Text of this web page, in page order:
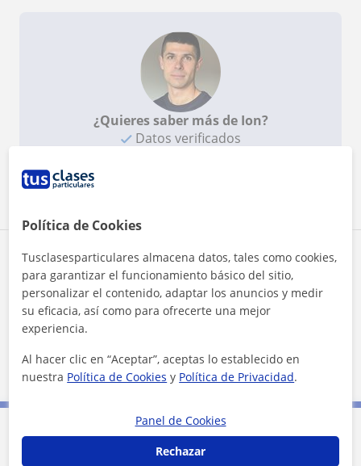
¿Quieres saber más de Ion?
Datos verificados
Zona de Ion
Localidades a las que se desplaza para dar clase
Pasaia
Donostia-San Sebastián
Contacta con Ion
Política de Cookies
Tusclasesparticulares almacena datos, tales como cookies,
para garantizar el funcionamiento básico del sitio,
personalizar el contenido, adaptar los anuncios y medir
su eficacia, así como para ofrecerte una mejor
experiencia.
Al hacer clic en “Aceptar”, aceptas lo establecido en
nuestra Política de Cookies y Política de Privacidad.
Panel de Cookies
Rechazar